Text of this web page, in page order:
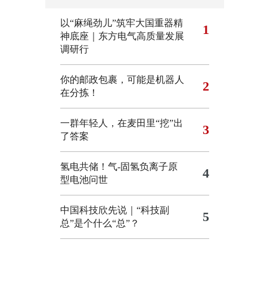
以“麻绳劲儿”筑牢大国重器精
神底座｜东方电气高质量发展
调研行
1
你的邮政包裹，可能是机器人
在分拣！
2
一群年轻人，在麦田里“挖”出
了答案
3
氢电共储！气-固氢负离子原
型电池问世
4
中国科技欣先说｜“科技副
总”是个什么“总”？
5